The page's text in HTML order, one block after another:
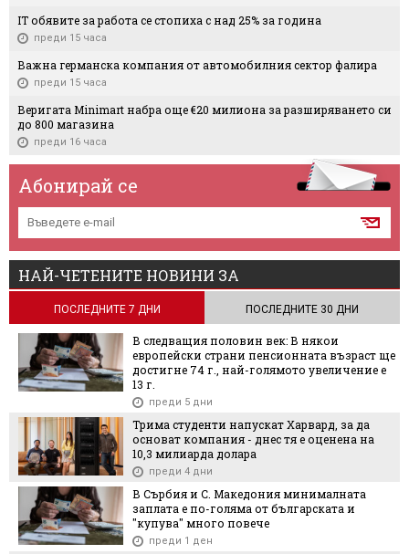
IT обявите за работа се стопиха с над 25% за година
преди 15 часа
Важна германска компания от автомобилния сектор фалира
преди 15 часа
Веригата Minimart набра още €20 милиона за разширяването си
до 800 магазина
преди 16 часа
Абонирай се
НАЙ-ЧЕТЕНИТЕ НОВИНИ ЗА
ПОСЛЕДНИТЕ 7 ДНИ ПОСЛЕДНИТЕ 30 ДНИ
В следващия половин век: В някои
европейски страни пенсионната възраст ще
достигне 74 г., най-голямото увеличение е
13 г.
преди 5 дни
Трима студенти напускат Харвард, за да
основат компания - днес тя е оценена на
10,3 милиарда долара
преди 4 дни
В Сърбия и С. Македония минималната
заплата е по-голяма от българската и
"купува" много повече
преди 1 ден